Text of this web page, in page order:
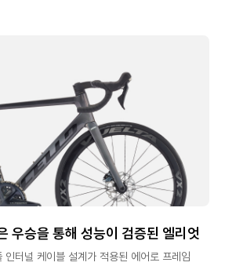
우승을 통해 성능이 검증된 엘리엇
인터널 케이블 설계가 적용된 에어로 프레임